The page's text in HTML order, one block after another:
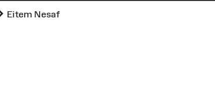
Eitem Nesaf